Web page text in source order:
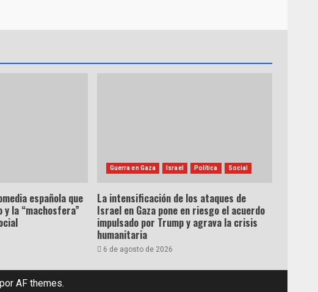
española que
y la “machosfera”
Guerra en Gaza Israel Política Social
La intensificación de los ataques de
Israel en Gaza pone en riesgo el acuerdo
impulsado por Trump y agrava la crisis
humanitaria
6 de agosto de 2026
por AF themes.